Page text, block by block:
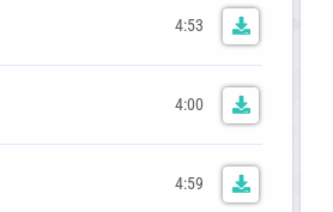
4:53
4:00
4:59